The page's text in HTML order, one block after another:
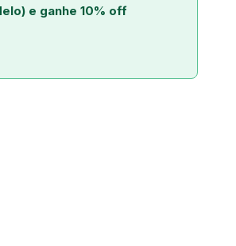
e ganhe 10% off